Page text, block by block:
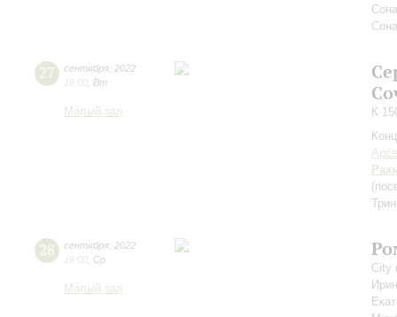
27 сентября 2022
19:00 Вт
Малый зал
К
28 сентября 2022
19:00 Ср
Малый зал
City